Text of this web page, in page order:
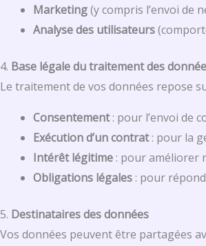
Marketing(y compris l’envoi de
Analyse des utilisateurs
4. Base légale du traitement des
Le traitement de vos données repose
Consentement: pour l’envoi de
Exécution d’un contrat: pour la
Intérêt légitime : pour améliorer
Obligations légales : pour
5. Destinataires des données
Vos données peuvent être partagées